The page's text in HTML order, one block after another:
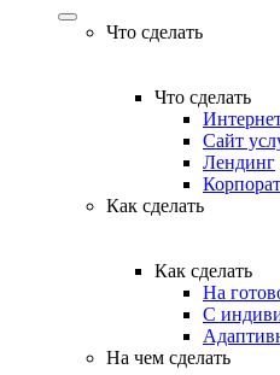
Что сделать
Что сделать
Сайт
Лендинг
Как сделать
Как сделать
На
С
На чем сделать